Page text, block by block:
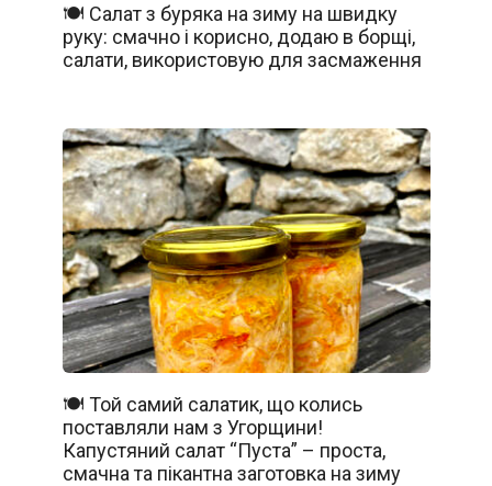
🍽️ Салат з буряка на зиму на швидку
руку: смачно і корисно, додаю в борщі,
салати, використовую для засмаження
🍽️ Той самий салатик, що колись
поставляли нам з Угорщини!
Капустяний салат “Пуста” – проста,
смачна та пікантна заготовка на зиму